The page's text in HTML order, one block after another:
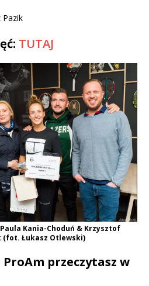
Pazik
TUTAJ
Kania-Choduń & Krzysztof
(fot. Łukasz Otlewski)
przeczytasz w